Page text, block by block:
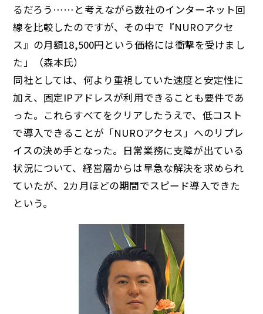
るだろう……と考えながら数社のインターネット回
線を比較したのですが、その中で『NUROアクセ
ス』の月額18,500円という価格には衝撃を受けまし
た」（森本氏）
同社としては、何より重視していた速度と安定性に
加え、固定IPアドレスが利用できることも要件であ
った。これらすべてをクリアしたうえで、低コスト
で導入できることが「NUROアクセス」へのリプレ
イスの決め手となった。日常業務に支障が出ている
状況について、経営層からは早急な解決を求められ
ていたが、2カ月ほどの期間でスピード導入できた
という。